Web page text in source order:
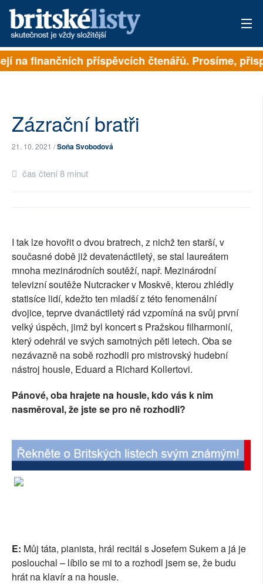
PŘIHLÁSIT
ARCHIV
ROZHOVORY
TÉMATA
PŘÍSPĚVKY NA PROVOZ
SOCIÁLNÍ SÍTĚ
RUBRIKY
PLNÁ VERZE STRÁNEK
finančních příspěvcích čtenářů. Prosíme,
Zázrační bratři
21. 10. 2021 /Soňa Svobodová
čas čtení 8 minut
I tak lze hovořit o dvou bratrech, z nichž ten starší, v
současné době již devatenáctiletý, se stal laureátem
mnoha mezinárodních soutěží, např. Mezinárodní
televizní soutěže Nutcracker v Moskvě, kterou zhlédly
statisíce lidí, kdežto ten mladší z této fenomenální
dvojice, teprve dvanáctiletý rád vzpomíná na svůj první
velký úspěch, jimž byl koncert s Pražskou filharmonií,
který odehrál ve svých samotných pěti letech. Oba se
nezávazně na sobě rozhodli pro mistrovský hudební
nástroj housle, Eduard a Richard Kollertovi.
Pánové, oba hrajete na housle, kdo vás k nim
nasměroval, že jste se pro ně rozhodli?
E: Můj táta, pianista, hrál recitál s Josefem Sukem a já je
poslouchal – líbilo se mi to a rozhodl jsem se, že budu
hrát na klavír a na housle.